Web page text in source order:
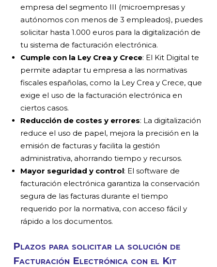
empresa del segmento III (microempresas y
autónomos con menos de 3 empleados), puedes
solicitar hasta 1.000 euros para la digitalización de
tu sistema de facturación electrónica.
Cumple con la Ley Crea y Crece: El Kit Digital te
permite adaptar tu empresa a las normativas
fiscales españolas, como la Ley Crea y Crece, que
exige el uso de la facturación electrónica en
ciertos casos.
Reducción de costes y errores: La digitalización
reduce el uso de papel, mejora la precisión en la
emisión de facturas y facilita la gestión
administrativa, ahorrando tiempo y recursos.
Mayor seguridad y control: El software de
facturación electrónica garantiza la conservación
segura de las facturas durante el tiempo
requerido por la normativa, con acceso fácil y
rápido a los documentos.
Plazos para solicitar la solución de
Facturación Electrónica con el Kit